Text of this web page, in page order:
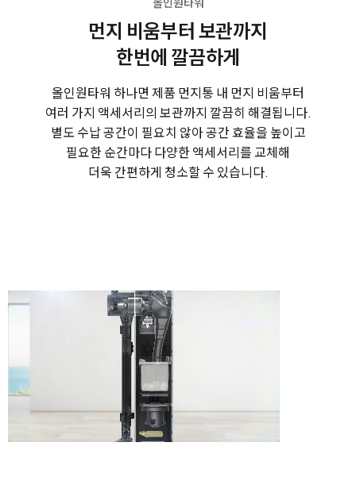
먼지 비움부터 보관까지
한번에 깔끔하게
올인원타워 하나면 제품 먼지통 내 먼지 비움부터
여러 가지 액세서리의 보관까지 깔끔히 해결됩니다.
별도 수납 공간이 필요치 않아 공간 효율을 높이고
필요한 순간마다 다양한 액세서리를 교체해
더욱 간편하게 청소할 수 있습니다.